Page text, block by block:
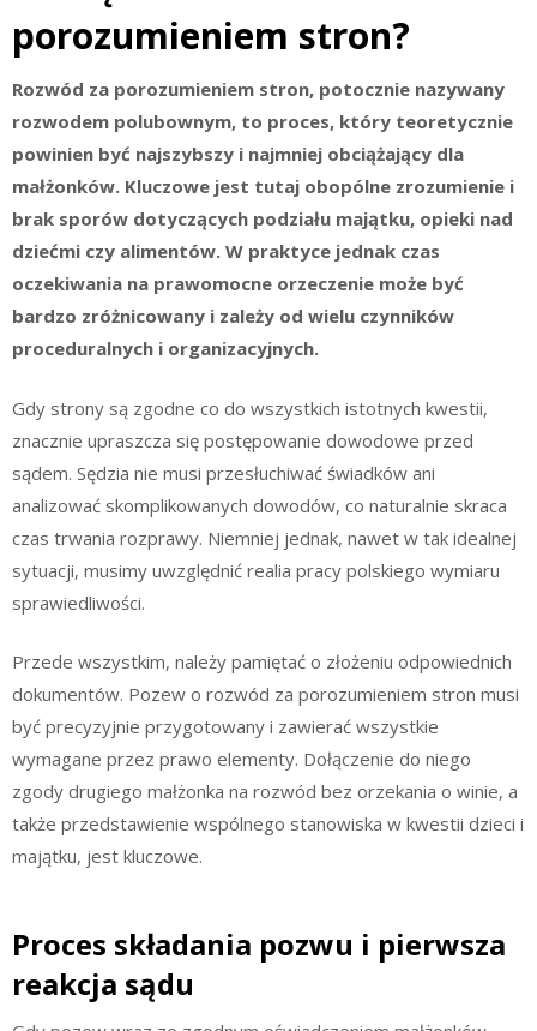
porozumieniem stron?
Rozwód za porozumieniem stron, potocznie nazywany
rozwodem polubownym, to proces, który teoretycznie
powinien być najszybszy i najmniej obciążający dla
małżonków. Kluczowe jest tutaj obopólne zrozumienie i
brak sporów dotyczących podziału majątku, opieki nad
dziećmi czy alimentów. W praktyce jednak czas
oczekiwania na prawomocne orzeczenie może być
bardzo zróżnicowany i zależy od wielu czynników
proceduralnych i organizacyjnych.
Gdy strony są zgodne co do wszystkich istotnych kwestii,
znacznie upraszcza się postępowanie dowodowe przed
sądem. Sędzia nie musi przesłuchiwać świadków ani
analizować skomplikowanych dowodów, co naturalnie skraca
czas trwania rozprawy. Niemniej jednak, nawet w tak idealnej
sytuacji, musimy uwzględnić realia pracy polskiego wymiaru
sprawiedliwości.
Przede wszystkim, należy pamiętać o złożeniu odpowiednich
dokumentów. Pozew o rozwód za porozumieniem stron musi
być precyzyjnie przygotowany i zawierać wszystkie
wymagane przez prawo elementy. Dołączenie do niego
zgody drugiego małżonka na rozwód bez orzekania o winie, a
także przedstawienie wspólnego stanowiska w kwestii dzieci i
majątku, jest kluczowe.
Proces składania pozwu i pierwsza
reakcja sądu